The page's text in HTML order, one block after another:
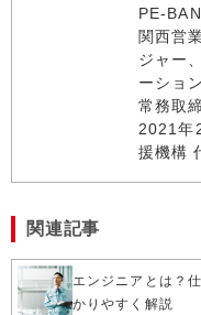
PE-
関西営
ジャー
ーショ
常務取
2021年
援機構
関連記事
エンジニアとは？
かりやすく解説